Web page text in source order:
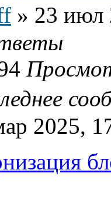
» 23 июл
2025,